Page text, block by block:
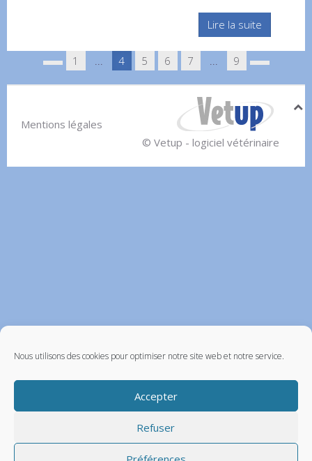
Nous utilisons des cookies pour optimiser notre site web et notre service.
Accepter
Refuser
Lire la suite
1 ... 4 5 6 7 ... 9
Mentions légales
© Vetup - logiciel vétérinaire